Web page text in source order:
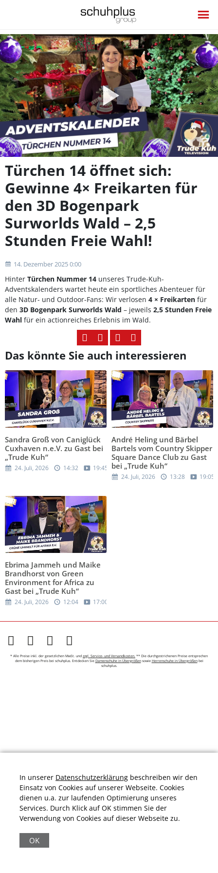
Video
Türchen 14 öffnet sich:
Gewinne 4× Freikarten für
den 3D Bogenpark
Surworlds Wald – 2,5
Stunden Freie Wahl!
14. Dezember 2025 0:00
Hinter Türchen Nummer 14 unseres Trude-Kuh-
Adventskalenders wartet heute ein sportliches Abenteuer für
alle Natur- und Outdoor-Fans: Wir verlosen 4 × Freikarten für
den 3D Bogenpark Surworlds Wald – jeweils 2,5 Stunden Freie
Wahl für ein actionreiches Erlebnis im Wald.
Das könnte Sie auch interessieren
Sandra Groß von Caniglück
Cuxhaven n.e.V. zu Gast bei
„Trude Kuh“
24. Juli, 2026 14:32 19:45
André Heling und Bärbel
Bartels vom Country Skipper
Square Dance Club zu Gast
bei „Trude Kuh“
24. Juli, 2026 13:28 19:05
Ebrima Jammeh und Maike
Brandhorst von Green
Environment for Africa zu
Gast bei „Trude Kuh“
24. Juli, 2026 12:04 17:00
* Alle Preise inkl. der gesetzlichen MwSt. und zzgl. Service- und Versandkosten. ** Die durchgestrichenen Preise entsprechen
dem bisherigen Preis bei schuhplus. Entdecken Sie Damenschuhe in Übergrößensowie Herrenschuhe in Übergrößenbei
schuhplus.
|
Bewertungsgrundlage des Anbieters: 13 Verkaufs- und 32
In unserer Datenschutzerklärung beschreiben wir den
Einsatz von Cookies auf unserer Webseite. Cookies
dienen u.a. zur laufenden Optimierung unseres
Services. Durch Klick auf OK stimmen Sie der
Verwendung von Cookies auf dieser Webseite zu.
OK